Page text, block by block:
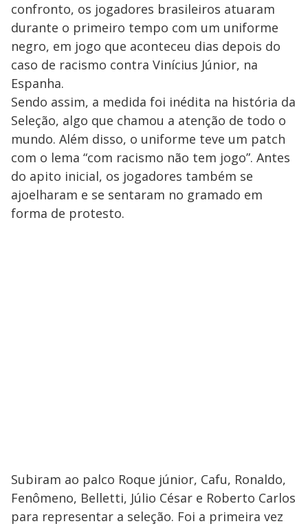
confronto, os jogadores brasileiros atuaram
durante o primeiro tempo com um uniforme
negro, em jogo que aconteceu dias depois do
caso de racismo contra Vinícius Júnior, na
Espanha.
Sendo assim, a medida foi inédita na história da
Seleção, algo que chamou a atenção de todo o
mundo. Além disso, o uniforme teve um patch
com o lema “com racismo não tem jogo”. Antes
do apito inicial, os jogadores também se
ajoelharam e se sentaram no gramado em
forma de protesto.
Subiram ao palco Roque júnior, Cafu, Ronaldo,
Fenômeno, Belletti, Júlio César e Roberto Carlos
para representar a seleção. Foi a primeira vez